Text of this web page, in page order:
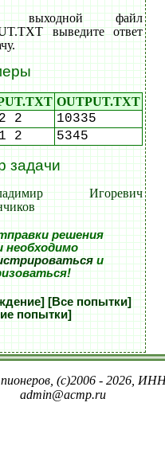
выходной файл
выведите ответ
OUTPUT.TXT
2
10335
2 5345
задачи
Игоревич
решения
необходимо
и
[Все попытки]
попытки]
пионеров, (c)2006 - 2026,
admin@acmp.ru